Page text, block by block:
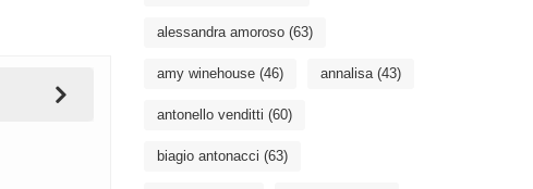
alessandra amoroso (63)
amy winehouse (46) annalisa(43)
antonello venditti (60)
biagio antonacci (63)